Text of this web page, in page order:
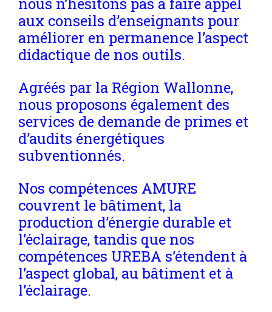
aux conseils d’enseignants pour
améliorer en permanence l’aspect
didactique de nos outils.
Agréés par la Région Wallonne,
nous proposons également des
services de demande de primes et
d’audits énergétiques
subventionnés.
Nos compétences AMURE
couvrent le bâtiment, la
production d’énergie durable et
l’éclairage, tandis que nos
compétences UREBA s’étendent à
l’aspect global, au bâtiment et à
l’éclairage.